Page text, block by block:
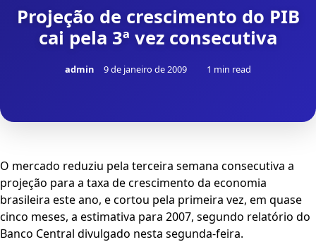
Projeção de crescimento do PIB
cai pela 3ª vez consecutiva
admin 9 de janeiro de 2009 1 min read
O mercado reduziu pela terceira semana consecutiva a
projeção para a taxa de crescimento da economia
brasileira este ano, e cortou pela primeira vez, em quase
cinco meses, a estimativa para 2007, segundo relatório do
Banco Central divulgado nesta segunda-feira.